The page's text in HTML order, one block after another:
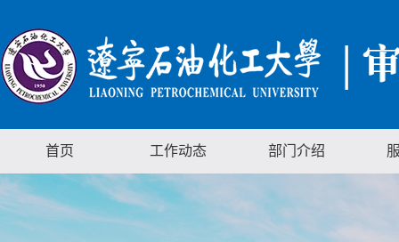
首页 工作动态 部门介绍